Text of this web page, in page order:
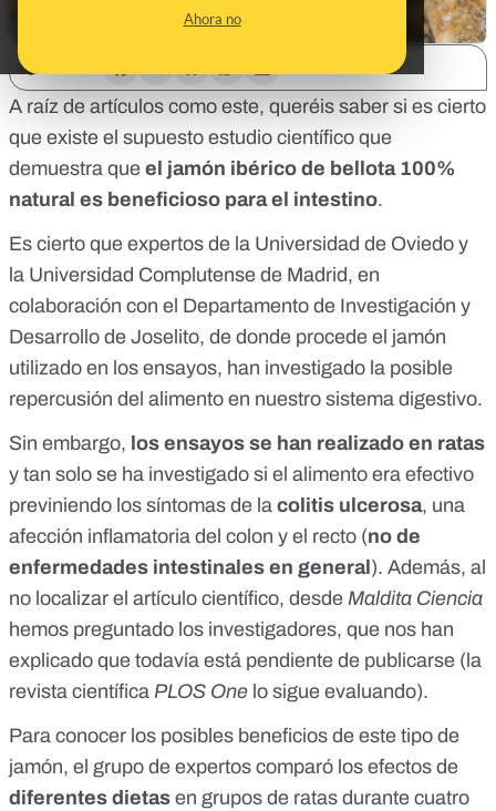
Ahora no
A raíz de artículos como este, queréis saber si es cierto
que existe el supuesto estudio científico que
demuestra que el jamón ibérico de bellota 100%
natural es beneficioso para el intestino.
Es cierto que expertos de la Universidad de Oviedo y
la Universidad Complutense de Madrid, en
colaboración con el Departamento de Investigación y
Desarrollo de Joselito, de donde procede el jamón
utilizado en los ensayos, han investigado la posible
repercusión del alimento en nuestro sistema digestivo.
Sin embargo, los ensayos se han realizado en ratas
y tan solo se ha investigado si el alimento era efectivo
previniendo los síntomas de la colitis ulcerosa, una
afección inflamatoria del colon y el recto (no de
enfermedades intestinales en general ). Además, al
no localizar el artículo científico, desde Maldita Ciencia
hemos preguntado los investigadores, que nos han
explicado que todavía está pendiente de publicarse (la
revista científica PLOS One lo sigue evaluando).
Para conocer los posibles beneficios de este tipo de
jamón, el grupo de expertos comparó los efectos de
diferentes dietas en grupos de ratas durante cuatro